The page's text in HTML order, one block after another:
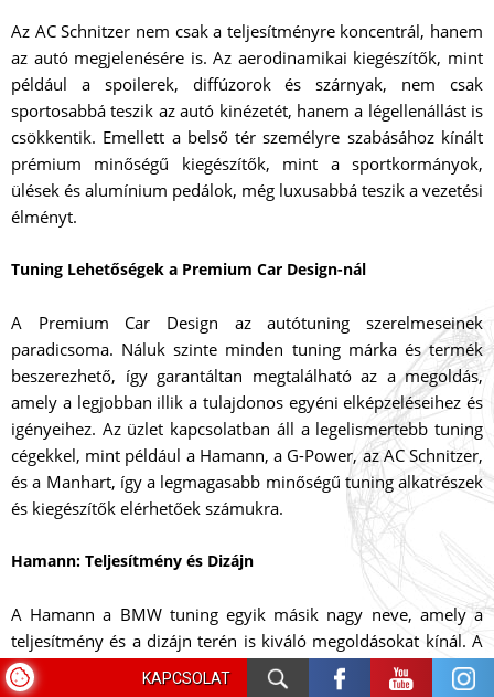
KAPCSOLAT
Az AC Schnitzer nem csak a teljesítményre koncentrál, hanem
az autó megjelenésére is. Az aerodinamikai kiegészítők, mint
például a spoilerek, diffúzorok és szárnyak, nem csak
sportosabbá teszik az autó kinézetét, hanem a légellenállást is
csökkentik. Emellett a belső tér személyre szabásához kínált
prémium minőségű kiegészítők, mint a sportkormányok,
ülések és alumínium pedálok, még luxusabbá teszik a vezetési
élményt.
Tuning Lehetőségek a Premium Car Design-nál
A Premium Car Design az autótuning szerelmeseinek
paradicsoma. Náluk szinte minden tuning márka és termék
beszerezhető, így garantáltan megtalálható az a megoldás,
amely a legjobban illik a tulajdonos egyéni elképzeléseihez és
igényeihez. Az üzlet kapcsolatban áll a legelismertebb tuning
cégekkel, mint például a Hamann, a G-Power, az AC Schnitzer,
és a Manhart, így a legmagasabb minőségű tuning alkatrészek
és kiegészítők elérhetőek számukra.
Hamann: Teljesítmény és Dizájn
A Hamann a BMW tuning egyik másik nagy neve, amely a
teljesítmény és a dizájn terén is kiváló megoldásokat kínál. A
Hamann által kínált tuning csomagok között találhatók